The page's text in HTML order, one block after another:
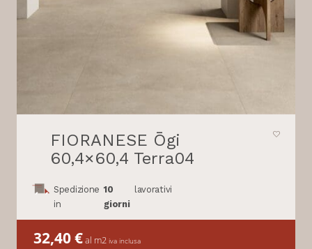
FIORANESE Ōgi
60,4×60,4 Terra04
Spedizione
in
10
giorni
lavorativi
32,40€al m2 iva inclusa